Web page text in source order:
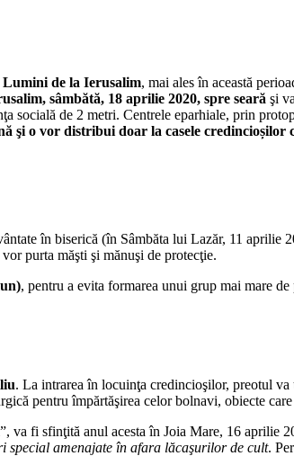
de la Ierusalim, mai ales în această
sâmbătă, 18 aprilie 2020, spre seară şi
socială de 2 metri. Centrele eparhiale, prin
o vor distribui doar la casele credincioșilor
în biserică (în Sâmbăta lui Lazăr, 11
purta măşti şi mănuşi de protecţie.
, pentru a evita formarea unui grup mai mare de
. La intrarea în locuinţa credincioşilor, preotul va
pentru împărtăşirea celor bolnavi, obiecte
va fi sfinţită anul acesta în Joia Mare, 16 aprilie
special amenajate în afara lăcaşurilor de cult.